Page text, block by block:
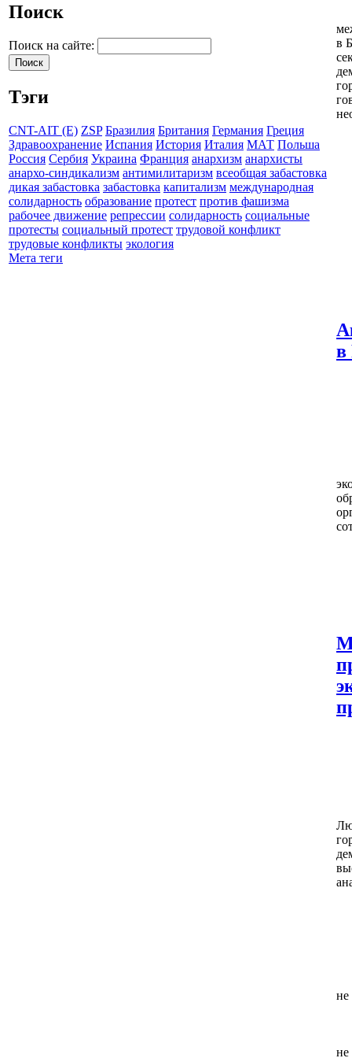
Поиск
Поиск на сайте:
Тэги
CNT-AIT (E) ZSP Бразилия Британия Германия Греция
Здравоохранение Испания История Италия МАТ Польша
Россия Сербия Украина Франция анархизм анархисты
анархо-синдикализм антимилитаризм всеобщая забастовка
дикая забастовка забастовка капитализм международная
солидарность образование протест против фашизма
рабочее движение репрессии солидарность социальные
протесты социальный протест трудовой конфликт
трудовые конфликты экология
Мета теги
в
в
не
не